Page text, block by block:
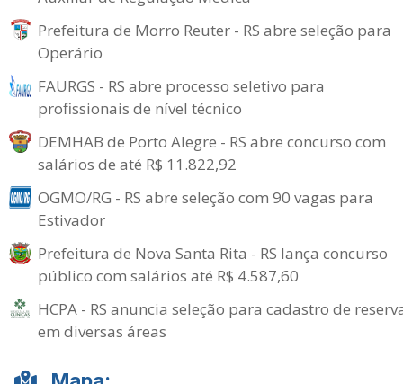
Prefeitura de Morro Reuter - RS abre seleção para
Operário
FAURGS - RS abre processo seletivo para
profissionais de nível técnico
DEMHAB de Porto Alegre - RS abre concurso com
salários de até R$ 11.822,92
OGMO/RG - RS abre seleção com 90 vagas para
Estivador
Prefeitura de Nova Santa Rita - RS lança concurso
público com salários até R$ 4.587,60
HCPA - RS anuncia seleção para cadastro de
em diversas áreas